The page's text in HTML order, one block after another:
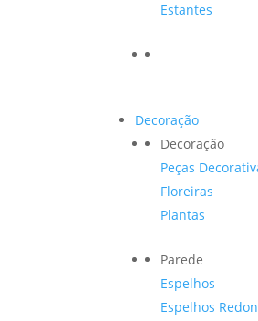
Estantes
Decoração
Decoração
Peças
Floreiras
Plantas
Parede
Espelhos
Espelhos